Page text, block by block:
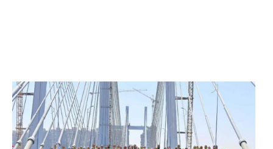
الرئيس عبد الفتاح السيسي يفتتح محور روض الفرج
وكوبري تحيا مصر